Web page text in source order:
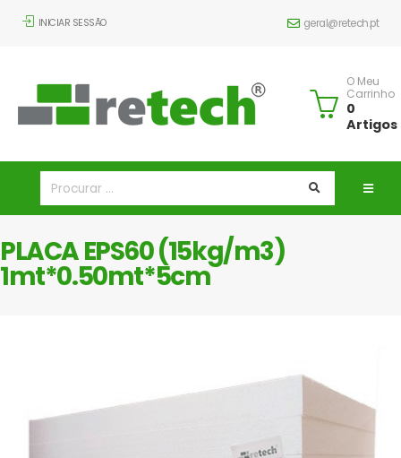
INICIAR SESSÃO geral@retech.pt
O Meu
Carrinho
0
Artigos
PLACA EPS60 (15kg/m3)
1mt*0.50mt*5cm